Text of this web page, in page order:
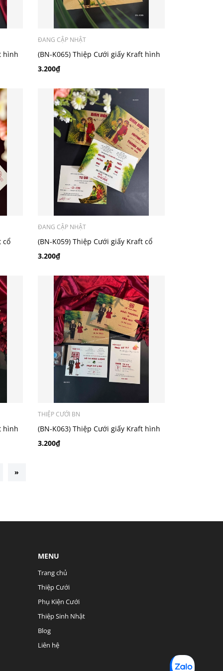
hình
ĐANG CẬP NHẬT
(BN-K065) Thiệp Cưới giấy Kraft hình
chibi
3.200₫
cổ
ĐANG CẬP NHẬT
(BN-K059) Thiệp Cưới giấy Kraft cổ
điển_retro
3.200₫
hình
THIỆP CƯỚI BN
(BN-K063) Thiệp Cưới giấy Kraft hình
chibi
3.200₫
»
MENU
Trang chủ
Thiệp Cưới
Phụ Kiện Cưới
Thiệp Sinh Nhật
Blog
Liên hệ